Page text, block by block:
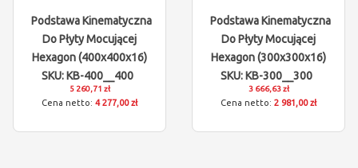
Podstawa Kinematyczna
Do Płyty Mocującej
Hexagon (400x400x16)
SKU: KB-400__400
5 260,71 zł
4 277,00 zł
Podstawa Kinematyczna
Do Płyty Mocującej
Hexagon (300x300x16)
SKU: KB-300__300
3 666,63 zł
2 981,00 zł